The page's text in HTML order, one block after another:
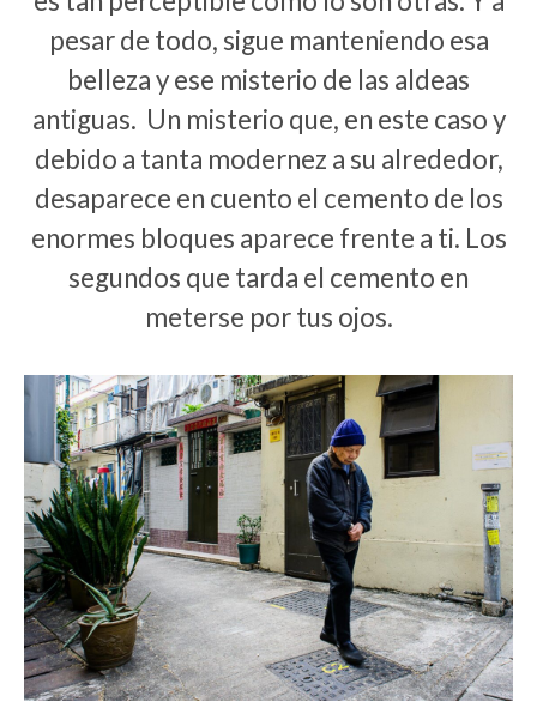
pesar de todo, sigue manteniendo esa
belleza y ese misterio de las aldeas
antiguas. Un misterio que, en este caso y
debido a tanta modernez a su alrededor,
desaparece en cuento el cemento de los
enormes bloques aparece frente a ti. Los
segundos que tarda el cemento en
meterse por tus ojos.